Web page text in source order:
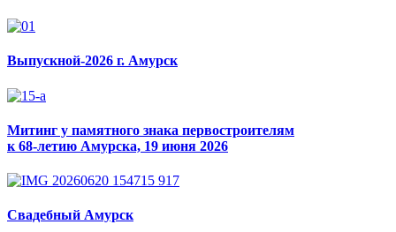
Выпускной-2026 г. Амурск
Митинг у памятного знака первостроителям
к 68-летию Амурска, 19 июня 2026
Свадебный Амурск